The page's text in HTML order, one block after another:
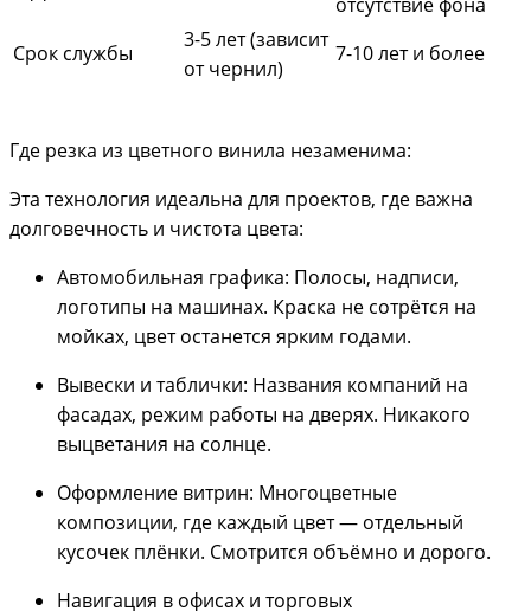
Срок службы
3-5 лет (зависит
от чернил)
7-10 лет и более
Где резка из цветного винила незаменима:
Эта технология идеальна для проектов, где важна
долговечность и чистота цвета:
Автомобильная графика: Полосы, надписи,
логотипы на машинах. Краска не сотрётся на
мойках, цвет останется ярким годами.
Вывески и таблички: Названия компаний на
фасадах, режим работы на дверях. Никакого
выцветания на солнце.
Оформление витрин: Многоцветные
композиции, где каждый цвет — отдельный
кусочек плёнки. Смотрится объёмно и дорого.
Навигация в офисах и торговых